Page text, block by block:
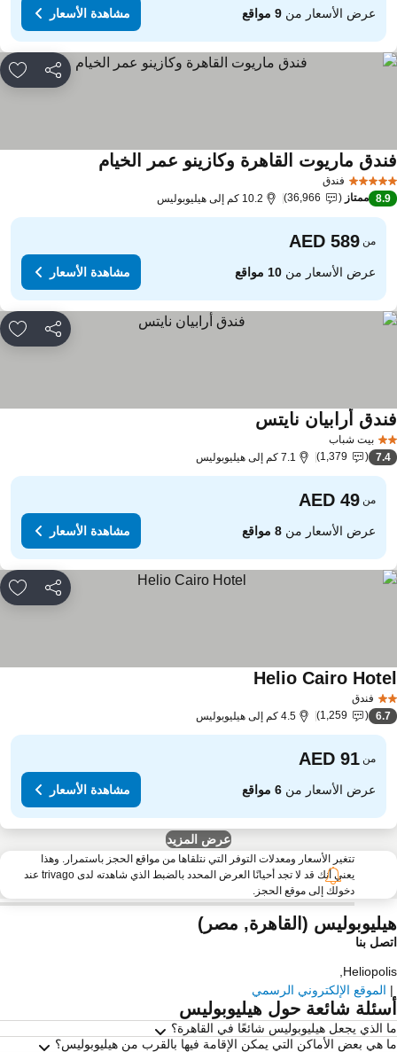
عرض الأسعار من9 مواقع مشاهدة الأسعار
مشاركة
فندق
ماريوت القاهرة وكازينو عمر الخيام
8.9 ممتاز 36,966 10.2 كم إلى هيليوبوليس
من
عرض الأسعار من10 مواقع مشاهدة الأسعار
مشاركة
بيت شباب
أرابيان نايتس
7.4
1,379 7.1 كم إلى هيليوبوليس
من
عرض الأسعار من8 مواقع مشاهدة الأسعار
مشاركة
فندق
Helio Cairo
6.7
1,259 4.5 كم إلى هيليوبوليس
من
عرض الأسعار من6 مواقع مشاهدة الأسعار
عرض المزيد
تتغير الأسعار ومعدلات التوفر التي نتلقاها من مواقع الحجز باستمرار. وهذا
يعني أنك قد لا تجد أحيانًا العرض المحدد بالضبط الذي شاهدته لدى trivago عند
دخولك إلى موقع الحجز.
(القاهرة, مصر)
بنا
,
الموقع الإلكتروني الرسمي
شائعة حول هيليوبوليس
الذي يجعل هيليوبوليس شائعًا في القاهرة؟
هي بعض الأماكن التي يمكن الإقامة فيها بالقرب من هيليوبوليس؟